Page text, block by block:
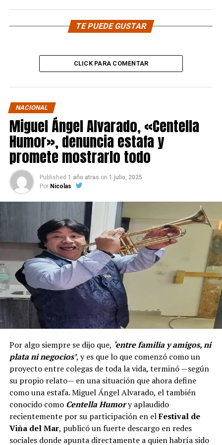
TE PUEDE GUSTAR
CLICK PARA COMENTAR
NACIONAL
Miguel Ángel Alvarado, «Centella
Humor», denuncia estafa y
promete mostrarlo todo
Published 1 año atras on 1 julio, 2025
Por Nicolas
Por algo siempre se dijo que, ‘entre familia y amigos, ni
plata ni negocios’, y es que lo que comenzó como un
proyecto entre colegas de toda la vida, terminó —según
su propio relato— en una situación que ahora define
como una estafa. Miguel Ángel Alvarado, el también
conocido como Centella Humory aplaudido
recientemente por su participación en elFestival de
Viña del Mar, publicó un fuerte descargo en redes
sociales donde apunta directamente a quien habría sido